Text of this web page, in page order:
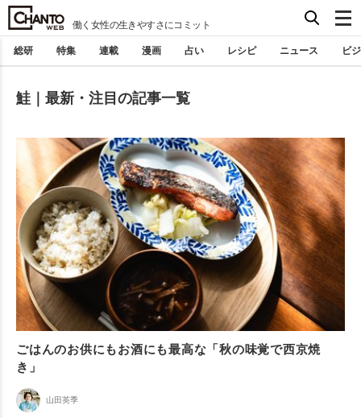
働く女性の生きやすさにコミット
総研 特集 連載 漫画 占い レシピ ニュース ビ
鮭｜最新・注目の記事一覧
ごはんのお供にもお酒にも最高な「秋の味覚で西京焼
き」
山田英季